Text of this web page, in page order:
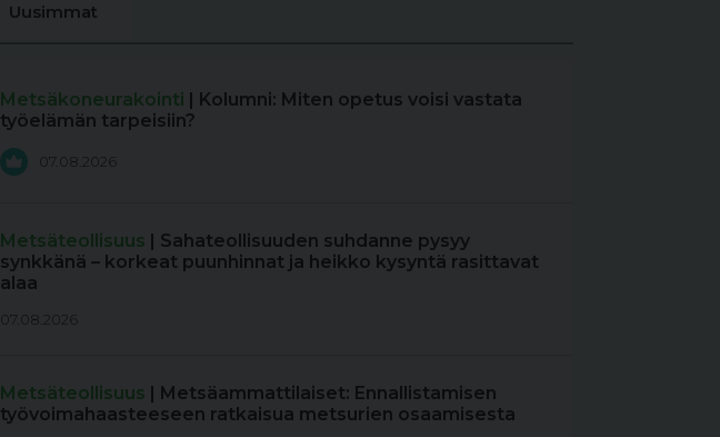
Uusimmat
Metsäkoneurakointi | Kolumni: Miten opetus voisi vastata
työelämän tarpeisiin?
07.08.2026
Metsäteollisuus | Sahateollisuuden suhdanne pysyy
synkkänä – korkeat puunhinnat ja heikko kysyntä rasittavat
alaa
07.08.2026
Metsäteollisuus | Metsäammattilaiset: Ennallistamisen
työvoimahaasteeseen ratkaisua metsurien osaamisesta